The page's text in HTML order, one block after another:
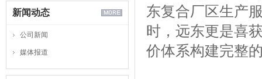
新闻动态
公司新闻
媒体报道
东复合厂区生产
时，远东更是喜
价体系构建完整